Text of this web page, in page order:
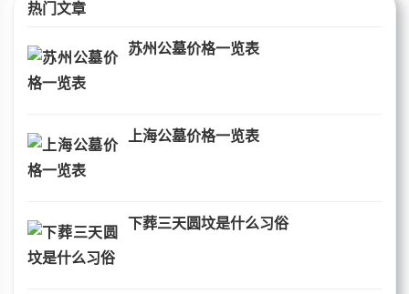
热门文章
苏州公墓价格一览表
上海公墓价格一览表
下葬三天圆坟是什么习俗